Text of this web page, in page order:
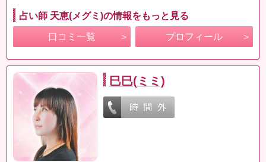
占い師 天恵(メグミ)の情報をもっと見る
口コミ一覧 プロフィール
巳巳(ミミ)